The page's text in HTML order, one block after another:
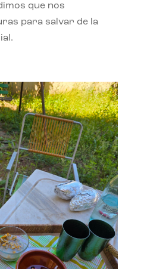
que nos
para salvar de la